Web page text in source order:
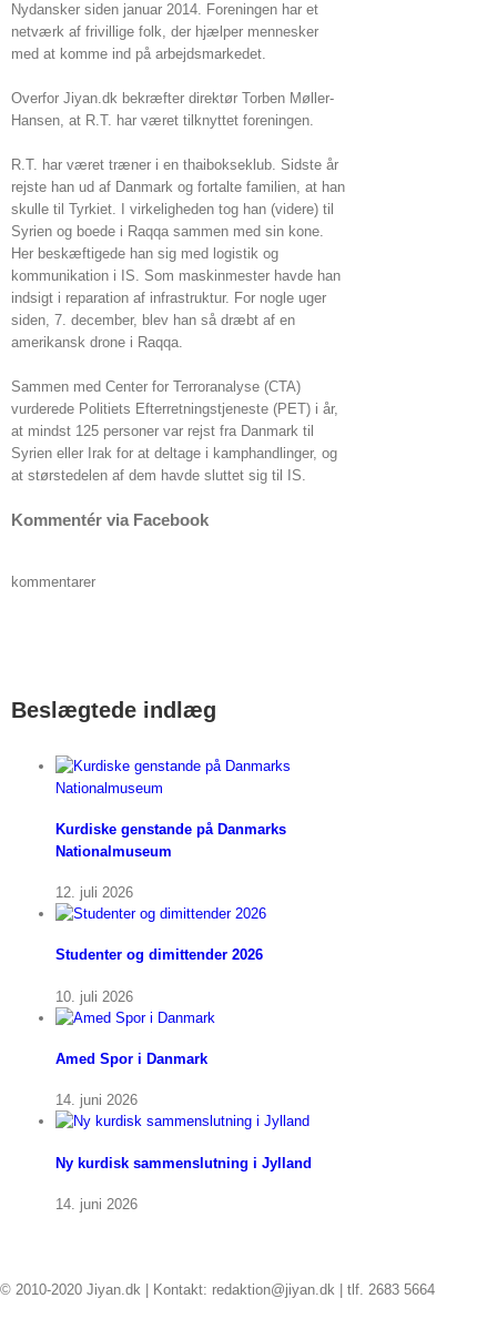
Nydansker siden januar 2014. Foreningen har et
netværk af frivillige folk, der hjælper mennesker
med at komme ind på arbejdsmarkedet.
Overfor Jiyan.dk bekræfter direktør Torben Møller-
Hansen, at R.T. har været tilknyttet foreningen.
R.T. har været træner i en thaibokseklub. Sidste år
rejste han ud af Danmark og fortalte familien, at han
skulle til Tyrkiet. I virkeligheden tog han (videre) til
Syrien og boede i Raqqa sammen med sin kone.
Her beskæftigede han sig med logistik og
kommunikation i IS. Som maskinmester havde han
indsigt i reparation af infrastruktur. For nogle uger
siden, 7. december, blev han så dræbt af en
amerikansk drone i Raqqa.
Sammen med Center for Terroranalyse (CTA)
vurderede Politiets Efterretningstjeneste (PET) i år,
at mindst 125 personer var rejst fra Danmark til
Syrien eller Irak for at deltage i kamphandlinger, og
at størstedelen af dem havde sluttet sig til IS.
Kommentér via Facebook
kommentarer
Beslægtede indlæg
Kurdiske genstande på Danmarks
Nationalmuseum
12. juli 2026
Studenter og dimittender 2026
10. juli 2026
Amed Spor i Danmark
14. juni 2026
Ny kurdisk sammenslutning i Jylland
14. juni 2026
© 2010-2020 Jiyan.dk | Kontakt: redaktion@jiyan.dk | tlf. 2683 5664